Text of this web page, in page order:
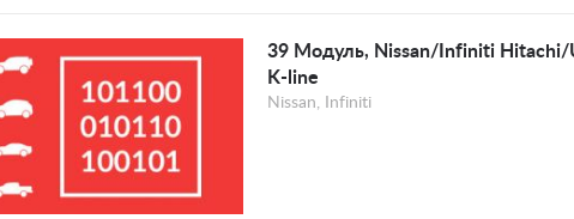
39 Модуль, Nissan/Infiniti Hitachi/
K-line
Nissan, Infiniti